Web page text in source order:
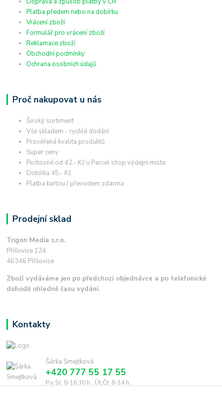
Platba předem nebo na dobírku
Vrácení zboží
Formulář pro vrácení zboží
Reklamace zboží
Obchodní podmínky
Ochrana osobních údajů
Proč nakupovat u nás
Široký sortiment
Vše skladem - rychlé dodání
Prověřená kvalita produktů
Super ceny
Poštovné od 42,- Kč u Parcel shop výdejní místa
Dobírka 45,- Kč
Platba kartou / převodem zdarma
Prodejní sklad
Trigon Media s.r.o.
Příšovice 124
46346 Příšovice
Zboží vydáváme jen po předchozí objednávce a po telefonické
dohodě ohledně času vydání.
Kontakty
Šárka Smejtková
+420 777 55 17 55
Po,St: 8-16.30 h., Út,Čt: 8-14 h.